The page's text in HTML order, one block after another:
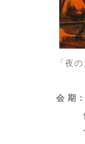
「夜
会 期
休
10